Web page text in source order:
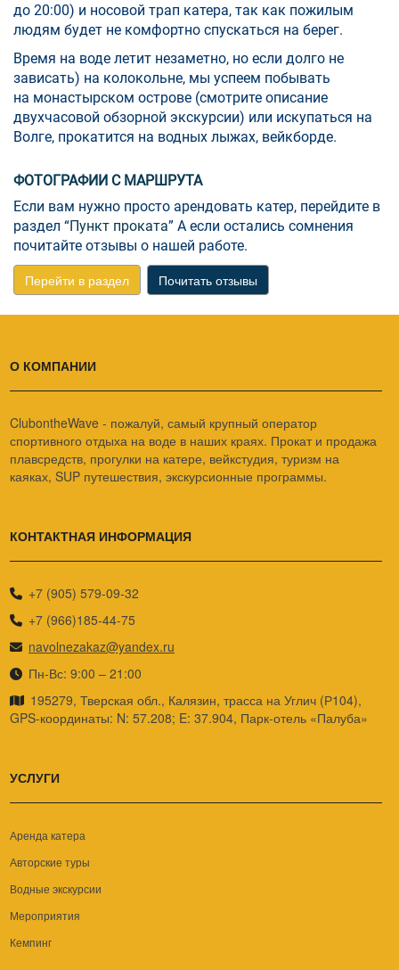
до 20:00) и носовой трап катера, так как пожилым
людям будет не комфортно спускаться на берег.
Время на воде летит незаметно, но если долго не
зависать) на колокольне, мы успеем побывать
на монастырском острове (смотрите описание
двухчасовой обзорной экскурсии) или искупаться на
Волге, прокатится на водных лыжах, вейкборде.
ФОТОГРАФИИ С МАРШРУТА
Если вам нужно просто арендовать катер, перейдите в
раздел “Пункт проката” А если остались сомнения
почитайте отзывы о нашей работе.
Перейти в раздел Почитать отзывы
О КОМПАНИИ
ClubontheWave - пожалуй, самый крупный оператор
спортивного отдыха на воде в наших краях. Прокат и продажа
плавсредств, прогулки на катере, вейкстудия, туризм на
каяках, SUP путешествия, экскурсионные программы.
КОНТАКТНАЯ ИНФОРМАЦИЯ
+7 (905) 579-09-32
+7 (966)185-44-75
navolnezakaz@yandex.ru
Пн-Вс: 9:00 – 21:00
195279, Тверская обл., Калязин, трасса на Углич (Р104),
GPS-координаты: N: 57.208; E: 37.904, Парк-отель «Палуба»
УСЛУГИ
Аренда катера
Авторские туры
Водные экскурсии
Мероприятия
Кемпинг